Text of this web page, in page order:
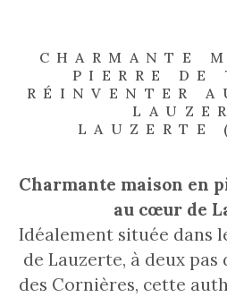
CHARMANTE
PIERRE DE
RÉINVENTER
LAUZERTE
Charmante maison en
au cœur de
Idéalement située dans
de Lauzerte, à deux pas
des Cornières, cette